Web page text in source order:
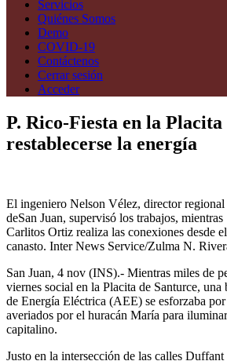
Servicios
Quiénes Somos
Demo
COVID-19
Contáctenos
Cerrar sesión
Acceder
P. Rico-Fiesta en la
restablecerse la energía
El ingeniero Nelson Vélez, director regional
deSan Juan, supervisó los trabajos, mientras
Carlitos Ortiz realiza las conexiones desde el
canasto. Inter News Service/Zulma N.
San Juan, 4 nov (INS).- Mientras miles de
viernes social en la Placita de Santurce,
de Energía Eléctrica (AEE) se esforzaba
averiados por el huracán María para
capitalino.
Justo en la intersección de las calles